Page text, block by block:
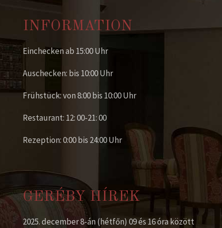
INFORMATION
Einchecken ab 15:00 Uhr
Auschecken: bis 10:00 Uhr
Frühstück: von 8:00 bis 10:00 Uhr
Restaurant: 12: 00-21: 00
Rezeption: 0:00 bis 24:00 Uhr
GERÉBY HÍREK
2025. december 8-án (hétfőn) 09 és 16 óra között